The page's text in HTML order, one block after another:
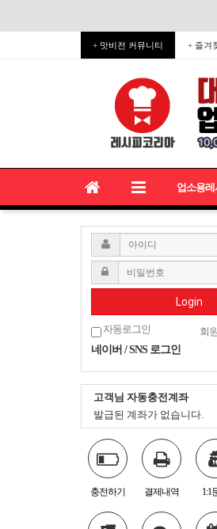
+ 맛비전 커뮤니티 + 즐겨
업소용레
Login
자동로그인 회
네이버 / SNS 로그인
고객님 자동충전계좌
발급된 계좌가 없습니다.
충전하기 결제내역 1:1